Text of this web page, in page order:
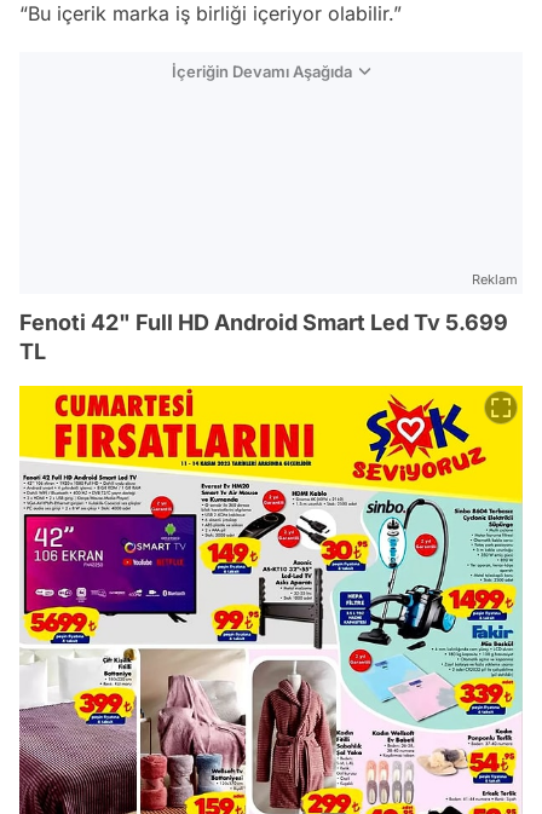
“Bu içerik marka iş birliği içeriyor olabilir.”
İçeriğin Devamı Aşağıda
Reklam
Fenoti 42" Full HD Android Smart Led Tv 5.699
TL